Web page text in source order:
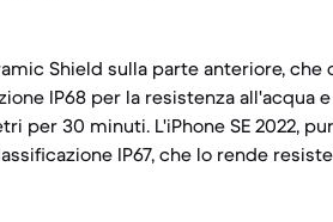
Shield sulla parte anteriore,
IP68 per la resistenza all'acqua
per 30 minuti. L'iPhone SE 2022,
IP67, che lo rende